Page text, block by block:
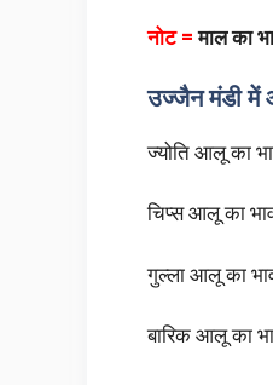
नोट =माल का
उज्जैन मंडी में
ज्योति आलू का
चिप्स आलू का
गुल्ला आलू का
बारिक आलू का